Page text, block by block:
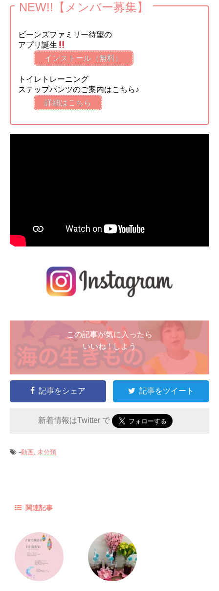
NEW!!【メンバー募集】
ビーンズファミリー待望の
アプリ誕生
インストール（無料）
トイレトレーニング
ステップパンツのご案内はこちら♪
詳細はこちら
この記事が気に入ったら
いいね ! しよう
記事をシェア 記事をツイート
新着情報はTwitter で
-動画, 未分類
関連記事